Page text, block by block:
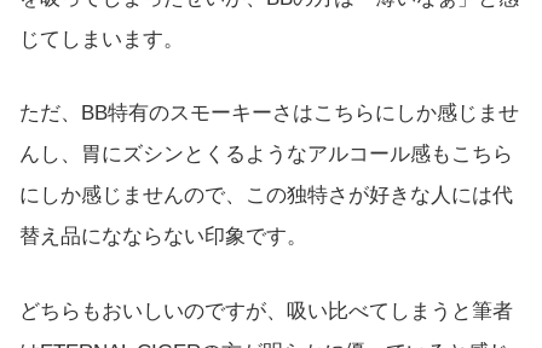
じてしまいます。
ただ、BB特有のスモーキーさはこちらにしか感じませ
んし、胃にズシンとくるようなアルコール感もこちら
にしか感じませんので、この独特さが好きな人には代
替え品になならない印象です。
どちらもおいしいのですが、吸い比べてしまうと筆者